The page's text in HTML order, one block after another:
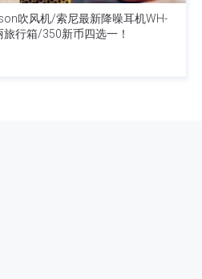
吹风机/索尼最新降噪耳机WH-
行箱/350新币四选一！